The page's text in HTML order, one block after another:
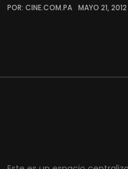
POR: CINE.COM.PA MAYO 21, 2012